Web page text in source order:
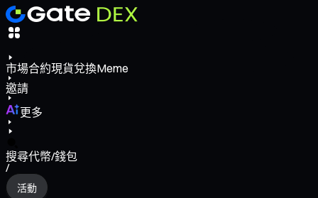
市場合約現貨兌換Meme
邀請
更多
搜尋代幣/錢包
/
活動